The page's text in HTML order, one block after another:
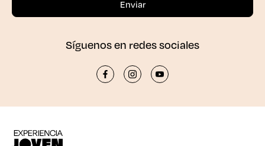
Síguenos en redes sociales